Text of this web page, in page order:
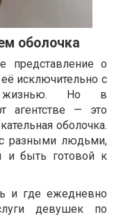
оболочка
представление о
исключительно с
жизнью. Но в
агентстве — это
оболочка.
разными людьми,
и быть готовой к
и где ежедневно
девушек по